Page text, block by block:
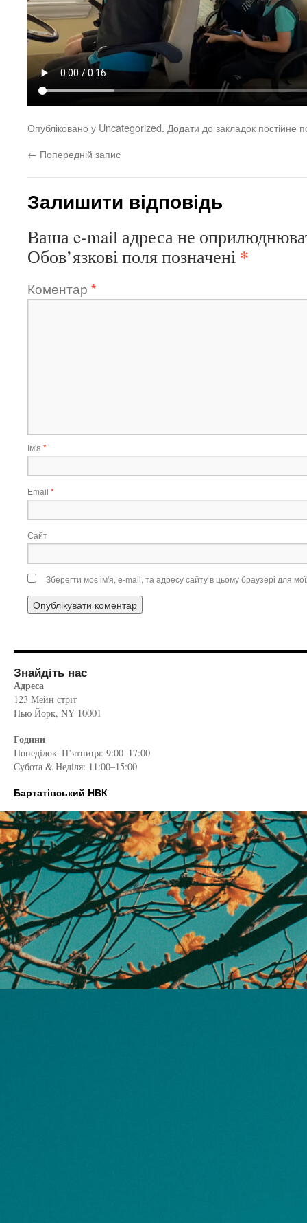
Опубліковано у Uncategorized. Додати до закладок постійне
← Попередній запис
Залишити відповідь
Ваша e-mail адреса не
Обов’язкові поля позначені *
Коментар *
Ім'я *
Email *
Сайт
Зберегти моє ім'я, e-mail, та адресу сайту в цьому браузері для
Знайдіть нас
Адреса
123 Мейн стріт
Нью Йорк, NY 10001
Години
Понеділок–П’ятниця: 9:00–17:00
Субота & Неділя: 11:00–15:00
Бартатівський НВК